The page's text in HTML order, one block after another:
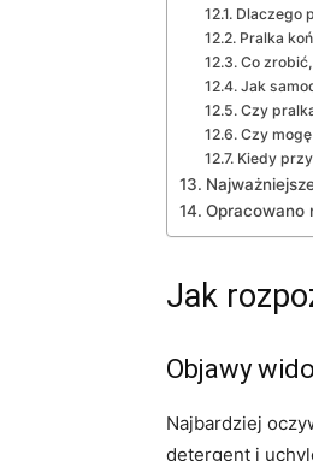
Dlaczego
Pralka
Co
Jak
Czy
Czy
Kiedy
Opracowano
Jak
Objawy
Najbardziej
detergent i